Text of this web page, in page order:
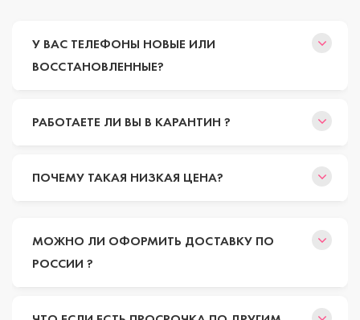
У ВАС ТЕЛЕФОНЫ НОВЫЕ ИЛИ
ВОССТАНОВЛЕННЫЕ?
РАБОТАЕТЕ ЛИ ВЫ В КАРАНТИН ?
ПОЧЕМУ ТАКАЯ НИЗКАЯ ЦЕНА?
МОЖНО ЛИ ОФОРМИТЬ ДОСТАВКУ ПО
РОССИИ ?